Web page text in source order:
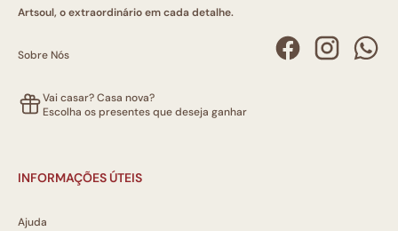
Artsoul, o extraordinário em cada detalhe.
Sobre Nós
Vai casar? Casa nova?
Escolha os presentes que deseja ganhar
INFORMAÇÕES ÚTEIS
Ajuda